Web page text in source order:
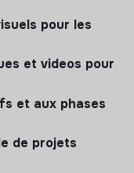
pour les
et videos pour
et aux phases
de projets